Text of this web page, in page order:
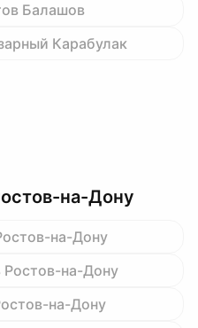
Балашов
Карабулак
на-Дону
на-Дону
Ростов-на-Дону
на-Дону